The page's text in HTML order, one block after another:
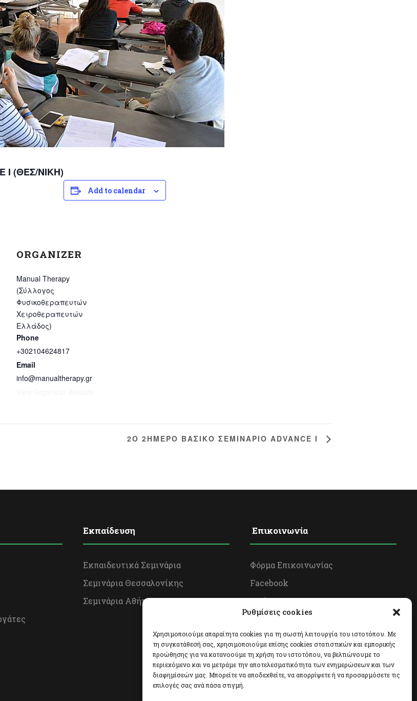
Ρυθμίσεις cookies
Χρησιμοποιούμε απαραίτητα cookies για τη σωστή λειτουργία του ιστοτόπου. Με
τη συγκατάθεσή σας, χρησιμοποιούμε επίσης cookies στατιστικών και εμπορικής
προώθησης για να κατανοούμε τη χρήση του ιστοτόπου, να βελτιώνουμε το
περιεχόμενο και να μετράμε την αποτελεσματικότητα των ενημερώσεων και των
διαφημίσεών μας. Μπορείτε να αποδεχθείτε, να απορρίψετε ή να προσαρμόσετε τις
επιλογές σας ανά πάσα στιγμή.
I (ΘΕΣ/ΝΙΚΗ)
Add to calendar
ORGANIZER
Manual Therapy
(Σύλλογος
Φυσικοθεραπευτών
Χειροθεραπευτών
Ελλάδος)
Phone
+302104624817
Email
info@manualtherapy.gr
2Ο 2ΗΜΕΡΟ ΒΑΣΙΚΟ ΣΕΜΙΝΑΡΙΟ ΑDVANCE I
Εκπαίδευση
Εκπαιδευτικά Σεμινάρια
Σεμινάρια Θεσσαλονίκης
Σεμινάρια Αθήνας
Επικοινωνία
Φόρμα Επικοινωνίας
Facebook
Twitter
Instagram